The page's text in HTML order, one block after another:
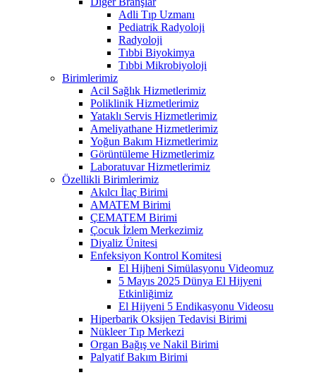
Adli Tıp Uzmanı
Pediatrik Radyoloji
Radyoloji
Tıbbi Biyokimya
Tıbbi Mikrobiyoloji
Birimlerimiz
Acil Sağlık Hizmetlerimiz
Poliklinik Hizmetlerimiz
Yataklı Servis Hizmetlerimiz
Ameliyathane Hizmetlerimiz
Yoğun Bakım Hizmetlerimiz
Görüntüleme Hizmetlerimiz
Laboratuvar Hizmetlerimiz
Özellikli Birimlerimiz
Akılcı İlaç Birimi
AMATEM Birimi
ÇEMATEM Birimi
Çocuk İzlem Merkezimiz
Diyaliz Ünitesi
Enfeksiyon Kontrol Komitesi
El Hijheni Simülasyonu Videomuz
5 Mayıs 2025 Dünya El Hijyeni
Etkinliğimiz
El Hijyeni 5 Endikasyonu Videosu
Hiperbarik Oksijen Tedavisi Birimi
Nükleer Tıp Merkezi
Organ Bağış ve Nakil Birimi
Palyatif Bakım Birimi